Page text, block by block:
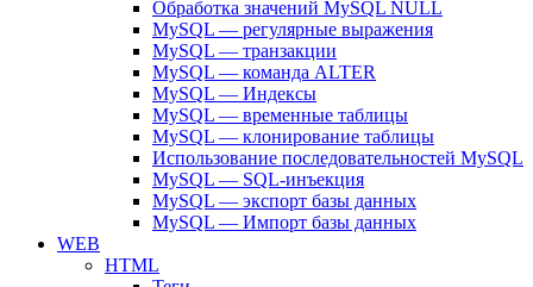
Обработка значений MySQL NULL
MySQL — регулярные выражения
MySQL — транзакции
MySQL — команда ALTER
MySQL — Индексы
MySQL — временные таблицы
MySQL — клонирование таблицы
Использование последовательностей MySQL
MySQL — SQL-инъекция
MySQL — экспорт базы данных
MySQL — Импорт базы данных
WEB
HTML